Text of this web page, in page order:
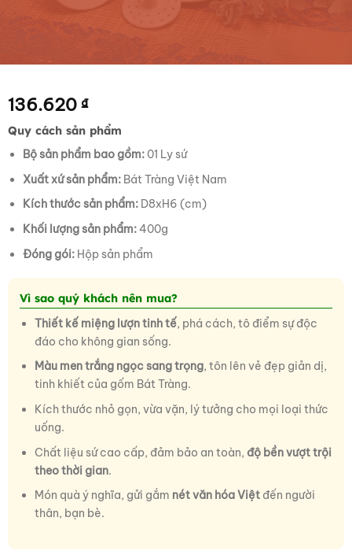
136.620 ₫
Quy cách sản phẩm
Bộ sản phẩm bao gồm:01 Ly sứ
Xuất xứ sản phẩm:Bát Tràng Việt Nam
Kích thước sản phẩm:D8xH6 (cm)
Khối lượng sản phẩm:400g
Đóng gói:Hộp sản phẩm
Vì sao quý khách nên mua?
Thiết kế miệng lượn tinh tế, phá cách, tô điểm sự độc
đáo cho không gian sống.
Màu men trắng ngọc sang trọng, tôn lên vẻ đẹp giản dị,
tinh khiết của gốm Bát Tràng.
Kích thước nhỏ gọn, vừa vặn, lý tưởng cho mọi loại thức
uống.
Chất liệu sứ cao cấp, đảm bảo an toàn, độ bền vượt trội
theo thời gian.
Món quà ý nghĩa, gửi gắm nét văn hóa Việtđến người
thân, bạn bè.